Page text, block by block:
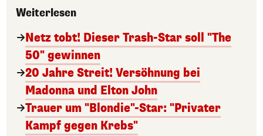
Weiterlesen
Netz tobt! Dieser Trash-Star soll "The
50" gewinnen
20 Jahre Streit! Versöhnung bei
Madonna und Elton John
Trauer um "Blondie"-Star: "Privater
Kampf gegen Krebs"